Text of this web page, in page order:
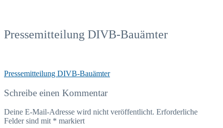
Pressemitteilung DIVB-Bauämter
Pressemitteilung DIVB-Bauämter
Schreibe einen Kommentar
Deine E-Mail-Adresse wird nicht veröffentlicht. Erforderliche
Felder sind mit * markiert